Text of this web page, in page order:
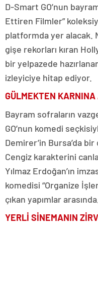
D-Smart GO’nun
Ettiren Filmler”
platformda yer alacak.
gişe rekorları kıran
bir yelpazede
izleyiciye hitap ediyor.
GÜLMEKTEN
Bayram sofraların
GO’nun komedi
Demirer’in Bursa’da
Cengiz karakterini
Yılmaz Erdoğan’ın
komedisi “Organize
çıkan yapımlar arasında.
YERLİ SİNEMANIN